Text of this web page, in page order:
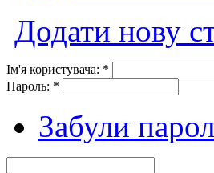
Додати нову
Ім'я користувача: *
Пароль: *
Забули